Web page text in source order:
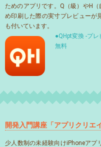
ためのアプリです。Q（級）やH
め印刷した際の実寸プレビューが
も付いています。
●QHpt変換 -プ
無料
開発入門講座「アプリクリエ
少人数制の未経験向けiPhoneアプ